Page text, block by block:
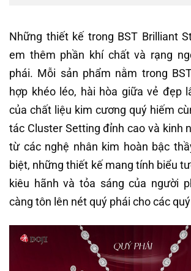
Những thiết kế trong BST Brilliant
em thêm phần khí chất và rạng
phái. Mỗi sản phẩm nằm trong
hợp khéo léo, hài hòa giữa vẻ đẹp
của chất liệu kim cương quý hiếm
tác Cluster Setting đỉnh cao và kinh
từ các nghệ nhân kim hoàn bậc
biệt, những thiết kế mang tính biểu
kiêu hãnh và tỏa sáng của người
càng tôn lên nét quý phái cho các